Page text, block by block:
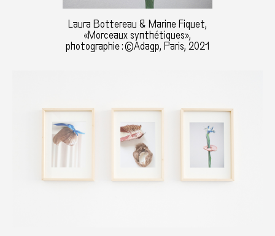
Laura Bottereau & Marine Fiquet,
«Morceaux synthétiques»,
photographie : ©Adagp, Paris, 2021